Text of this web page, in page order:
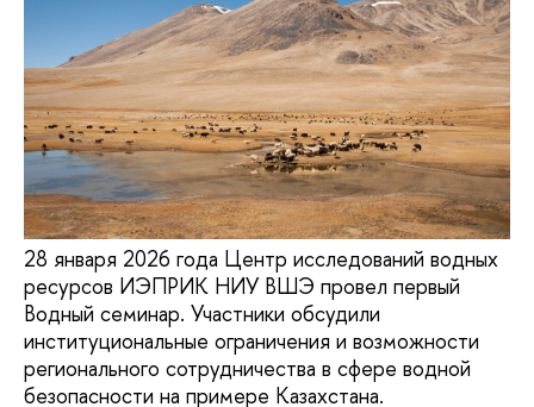
28 января 2026 года Центр исследований водных
ресурсов ИЭПРИК НИУ ВШЭ провел первый
Водный семинар. Участники обсудили
институциональные ограничения и возможности
регионального сотрудничества в сфере водной
безопасности на примере Казахстана.